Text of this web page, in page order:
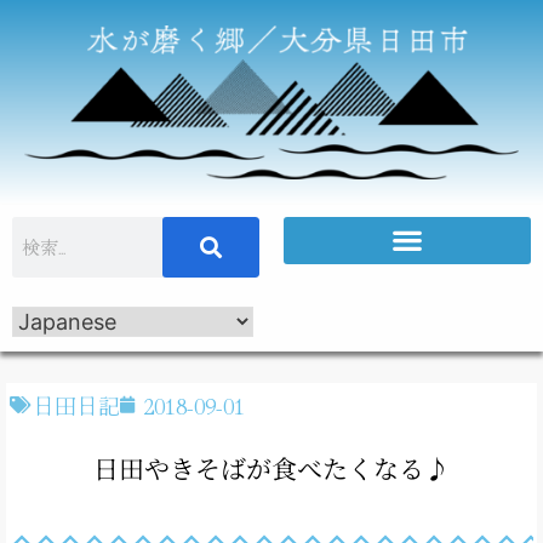
日田日記 2018-09-01
日田やきそばが食べたくなる♪